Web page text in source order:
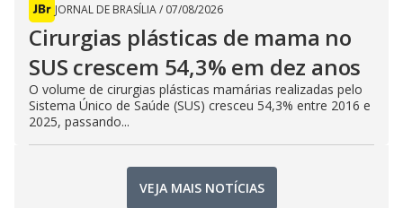
JORNAL DE BRASÍLIA/ 07/08/2026
Cirurgias plásticas de mama no
SUS crescem 54,3% em dez anos
O volume de cirurgias plásticas mamárias realizadas pelo
Sistema Único de Saúde (SUS) cresceu 54,3% entre 2016 e
2025, passando...
VEJA MAIS NOTÍCIAS